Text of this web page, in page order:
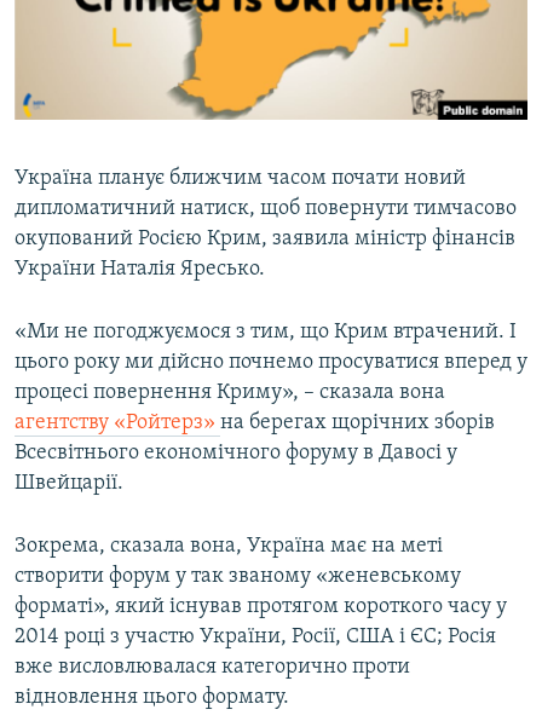
ВІДЕОУРОКИ «ELIFBE»
УКРАЇНСЬКА ПРОБЛЕМА КРИМУ
Усі сайти RFE/RL
Україна планує ближчим часом почати новий
дипломатичний натиск, щоб повернути тимчасово
окупований Росією Крим, заявила міністр фінансів
України Наталія Яресько.
«Ми не погоджуємося з тим, що Крим втрачений. І
цього року ми дійсно почнемо просуватися вперед у
процесі повернення Криму», – сказала вона
агентству «Ройтерз» на берегах щорічних зборів
Всесвітнього економічного форуму в Давосі у
Швейцарії.
Зокрема, сказала вона, Україна має на меті
створити форум у так званому «женевському
форматі», який існував протягом короткого часу у
2014 році з участю України, Росії, США і ЄС; Росія
вже висловлювалася категорично проти
відновлення цього формату.